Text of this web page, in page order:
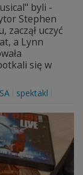
byli -
Stephen
zaczął uczyć
a Lynn
się w
spektakl